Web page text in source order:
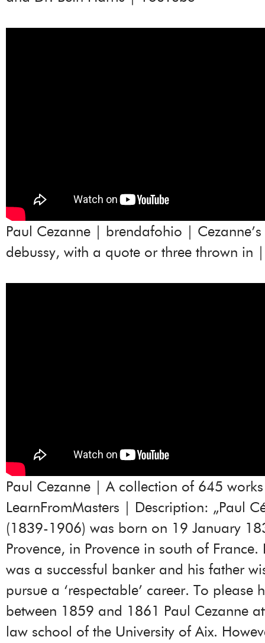
Paul Cezanne | brendafohio |
debussy, with a quote or three thrown in
Paul Cezanne | A collection of 645
LearnFromMasters | Description: „Paul
(1839-1906) was born on 19 January
Provence, in Provence in south of France.
was a successful banker and his father
pursue a ‘respectable’ career. To please
between 1859 and 1861 Paul Cezanne
law school of the University of Aix.